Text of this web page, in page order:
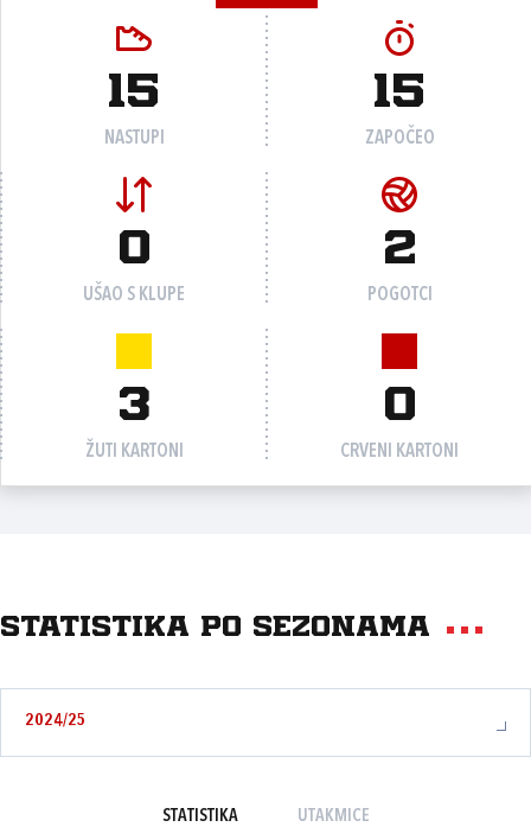
15
NASTUPI
15
ZAPOČEO
0
UŠAO S KLUPE
2
POGOTCI
3
ŽUTI KARTONI
0
CRVENI KARTONI
Statistika po sezonama
2024/25
STATISTIKA UTAKMICE